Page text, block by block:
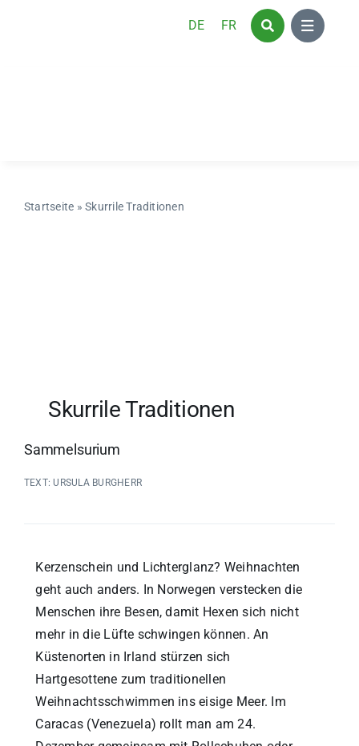
DE FR
Startseite »Skurrile Traditionen
Skurrile Traditionen
Sammelsurium
TEXT: URSULA BURGHERR
Kerzenschein und Lichterglanz? Weihnachten
geht auch anders. In Norwegen verstecken die
Menschen ihre Besen, damit Hexen sich nicht
mehr in die Lüfte schwingen können. An
Küstenorten in Irland stürzen sich
Hartgesottene zum traditionellen
Weihnachtsschwimmen ins eisige Meer. Im
Caracas (Venezuela) rollt man am 24.